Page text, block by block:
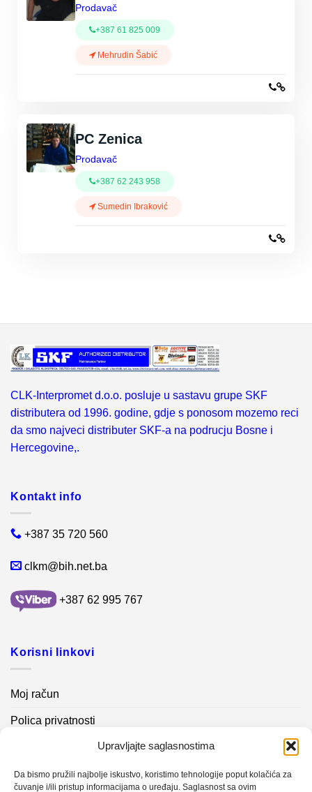
Upravljajte saglasnostima
Da bismo pružili najbolje iskustvo, koristimo tehnologije poput kolačića za
čuvanje i/ili pristup informacijama o uređaju. Saglasnost sa ovim
Prodavač
+387 61 825 009
Mehrudin Šabić
PC Zenica
Prodavač
+387 62 243 958
Sumedin Ibraković
CLK-Interpromet d.o.o. posluje u sastavu grupe SKF
distributera od 1996. godine, gdje s ponosom mozemo reci
da smo najveci distributer SKF-a na podrucju Bosne i
Hercegovine,.
Kontakt info
+387 35 720 560
clkm@bih.net.ba
+387 62 995 767
Korisni linkovi
Moj račun
Polica privatnosti
Kontakt info